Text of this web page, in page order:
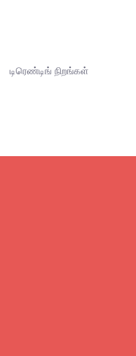
டிரெண்டிங் நிறங்கள்